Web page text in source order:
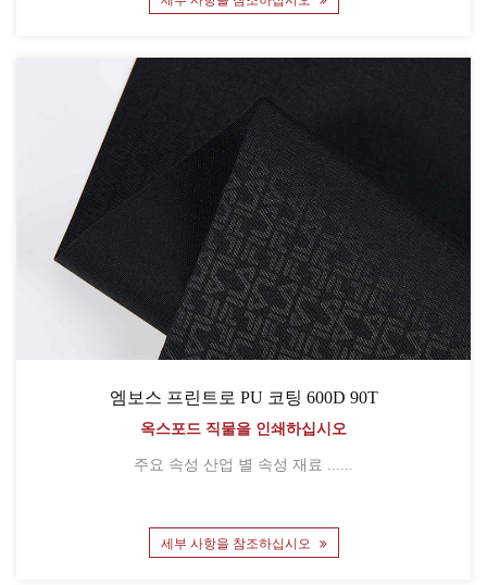
엠보스 프린트로 PU 코팅 600D 90T
옥스포드 직물을 인쇄하십시오
주요 속성 산업 별 속성 재료 ......
세부 사항을 참조하십시오